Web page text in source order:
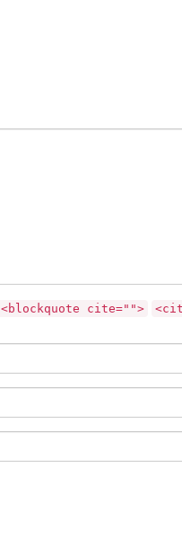
<blockquote cite="">